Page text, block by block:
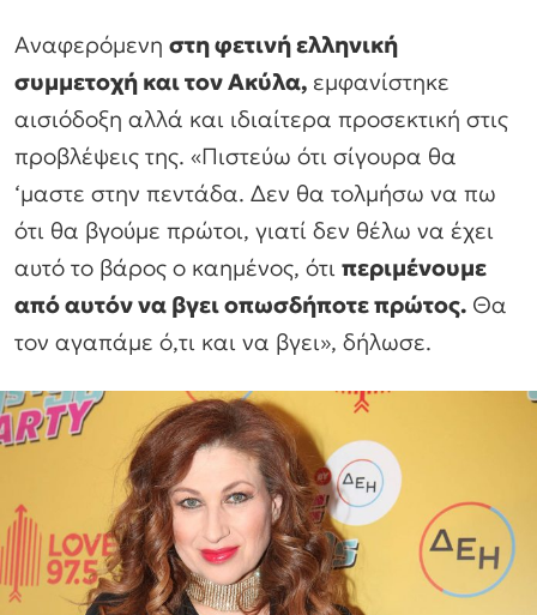
Αναφερόμενη στη φετινή ελληνική
συμμετοχή και τον Ακύλα, εμφανίστηκε
αισιόδοξη αλλά και ιδιαίτερα προσεκτική στις
προβλέψεις της. «Πιστεύω ότι σίγουρα θα
‘μαστε στην πεντάδα. Δεν θα τολμήσω να πω
ότι θα βγούμε πρώτοι, γιατί δεν θέλω να έχει
αυτό το βάρος ο καημένος, ότι περιμένουμε
από αυτόν να βγει οπωσδήποτε πρώτος. Θα
τον αγαπάμε ό,τι και να βγει», δήλωσε.